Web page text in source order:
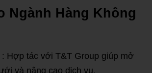
Ngành Hàng Không
: Hợp tác với T&T Group giúp mở
và nâng cao dịch vụ.